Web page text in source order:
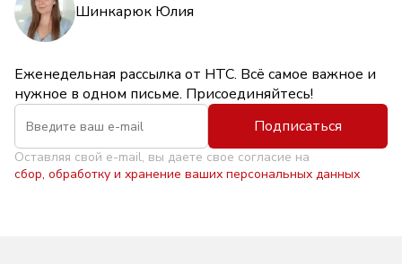
Шинкарюк Юлия
Еженедельная рассылка от НТС. Всё самое важное и
нужное в одном письме. Присоединяйтесь!
Подписаться
Оставляя свой e-mail, вы даете свое согласие на
сбор, обработку и хранение ваших персональных данных